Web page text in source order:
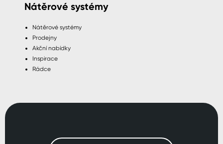
Nátěrové systémy
Nátěrové systémy
Prodejny
Akční nabídky
Inspirace
Rádce